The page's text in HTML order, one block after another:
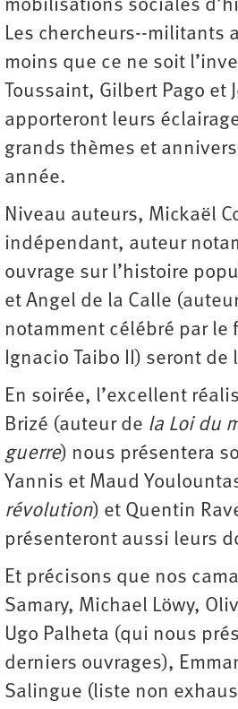
mobilisations sociales
Les chercheurs--militants
moins que ce ne soit
Toussaint, Gilbert Pago et
apporteront leurs
grands thèmes et
année.
Niveau auteurs, Mickaël
indépendant, auteur
ouvrage sur l’histoire
et Angel de la Calle
notamment célébré par le
Ignacio Taibo II) seront de
En soirée, l’excellent
Brizé (auteur de la Loi du
guerre) nous présentera
Yannis et Maud
révolution) et Quentin
présenteront aussi leurs
Et précisons que nos
Samary, Michael Löwy,
Ugo Palheta (qui nous
derniers ouvrages),
Salingue (liste non